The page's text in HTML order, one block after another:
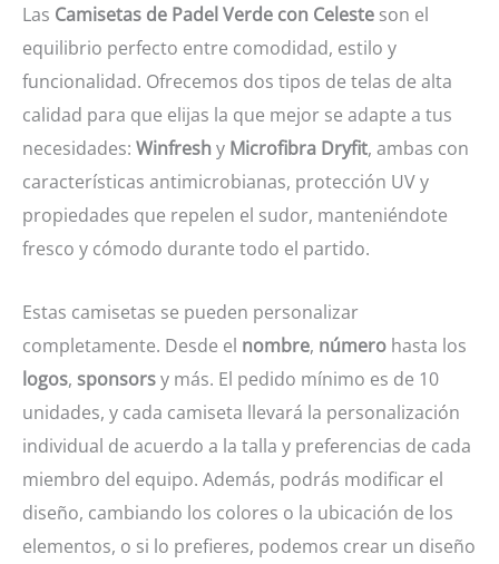
Las Camisetas de Padel Verde con Celeste son el
equilibrio perfecto entre comodidad, estilo y
funcionalidad. Ofrecemos dos tipos de telas de alta
calidad para que elijas la que mejor se adapte a tus
necesidades: Winfresh y Microfibra Dryfit, ambas con
características antimicrobianas, protección UV y
propiedades que repelen el sudor, manteniéndote
fresco y cómodo durante todo el partido.
Estas camisetas se pueden personalizar
completamente. Desde el nombre, número hasta los
logos, sponsorsy más. El pedido mínimo es de 10
unidades, y cada camiseta llevará la personalización
individual de acuerdo a la talla y preferencias de cada
miembro del equipo. Además, podrás modificar el
diseño, cambiando los colores o la ubicación de los
elementos, o si lo prefieres, podemos crear un diseño